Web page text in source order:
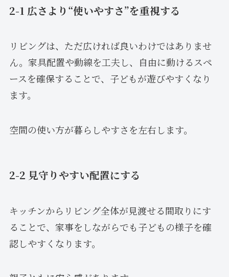
2-1 広さより“使いやすさ”を重視する
リビングは、ただ広ければ良いわけではありませ
ん。家具配置や動線を工夫し、自由に動けるスペ
ースを確保することで、子どもが遊びやすくなり
ます。
空間の使い方が暮らしやすさを左右します。
2-2 見守りやすい配置にする
キッチンからリビング全体が見渡せる間取りにす
ることで、家事をしながらでも子どもの様子を確
認しやすくなります。